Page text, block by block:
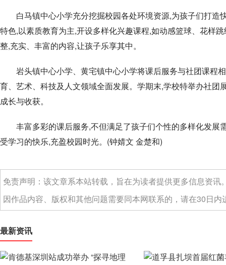
白马镇中心小学充分挖掘校园各处环境资源,为孩子们打
特色,以素质教育为主,开设多样化兴趣课程,如动感篮球、花样
整,充实、丰富的内容,让孩子乐享其中。
岩头镇中心小学、黄宅镇中心小学将课后服务与社团课程
育、艺术、科技及人文领域全面发展。学期末,学校特举办社
成长与收获。
丰富多彩的课后服务,不但满足了孩子们个性的多样化发
受学习的快乐,充盈校园时光。(钟婧文 金楚和)
免责声明：该文章系本站转载，旨在为读者提供更多信息资
因作品内容、版权和其他问题需要同本网联系的，请在30日内
最新资讯